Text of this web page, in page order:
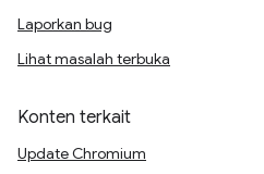
Laporkan bug
Lihat masalah terbuka
Konten terkait
Update Chromium